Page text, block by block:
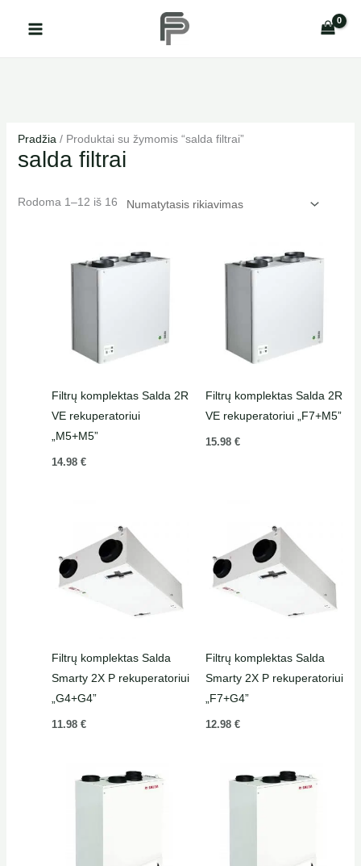
Pradžia / Produktai su žymomis “salda filtrai”
salda filtrai
Rodoma 1–12 iš 16
Filtrų komplektas Salda 2R
VE rekuperatoriui
„M5+M5”
14.98 €
Filtrų komplektas Salda 2R
VE rekuperatoriui „F7+M5”
15.98 €
Filtrų komplektas Salda
Smarty 2X P rekuperatoriui
„G4+G4”
11.98 €
Filtrų komplektas Salda
Smarty 2X P rekuperatoriui
„F7+G4”
12.98 €